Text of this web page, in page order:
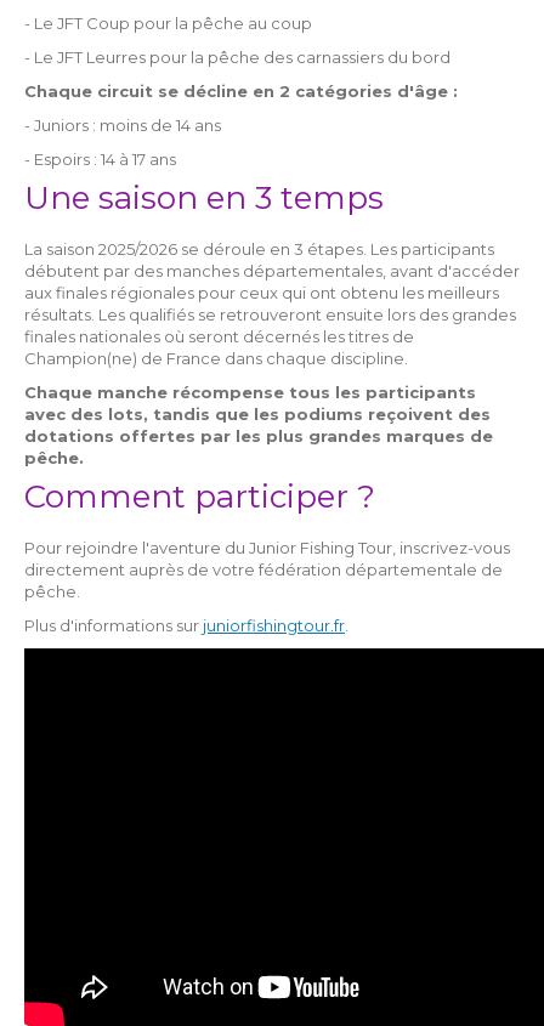
- Le JFT Coup pour la pêche au coup
- Le JFT Leurres pour la pêche des carnassiers du bord
Chaque circuit se décline en 2 catégories d'âge :
- Juniors : moins de 14 ans
- Espoirs : 14 à 17 ans
Une saison en 3 temps
La saison 2025/2026 se déroule en 3 étapes. Les participants
débutent par des manches départementales, avant d'accéder
aux finales régionales pour ceux qui ont obtenu les meilleurs
résultats. Les qualifiés se retrouveront ensuite lors des grandes
finales nationales où seront décernés les titres de
Champion(ne) de France dans chaque discipline.
Chaque manche récompense tous les participants
avec des lots, tandis que les podiums reçoivent des
dotations offertes par les plus grandes marques de
pêche.
Comment participer ?
Pour rejoindre l'aventure du Junior Fishing Tour, inscrivez-vous
directement auprès de votre fédération départementale de
pêche.
Plus d'informations sur juniorfishingtour.fr